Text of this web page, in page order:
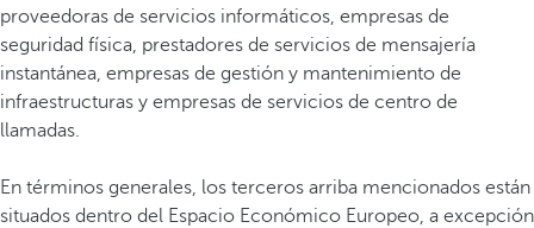
proveedoras de servicios informáticos, empresas de
seguridad física, prestadores de servicios de mensajería
instantánea, empresas de gestión y mantenimiento de
infraestructuras y empresas de servicios de centro de
llamadas.
En términos generales, los terceros arriba mencionados están
situados dentro del Espacio Económico Europeo, a excepción